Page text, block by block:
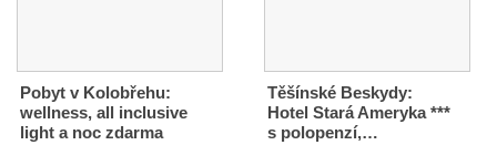
Pobyt v Kolobřehu:
wellness, all inclusive
light a noc zdarma
Těšínské Beskydy:
Hotel Stará Ameryka ***
s polopenzí,…